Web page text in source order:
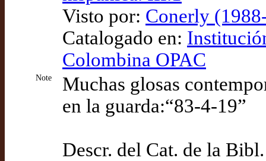
Visto por: Conerly
Catalogado en:
Colombina OPAC
Note
Muchas glosas
en la guarda:“83-4-19”
Descr. del Cat. de la